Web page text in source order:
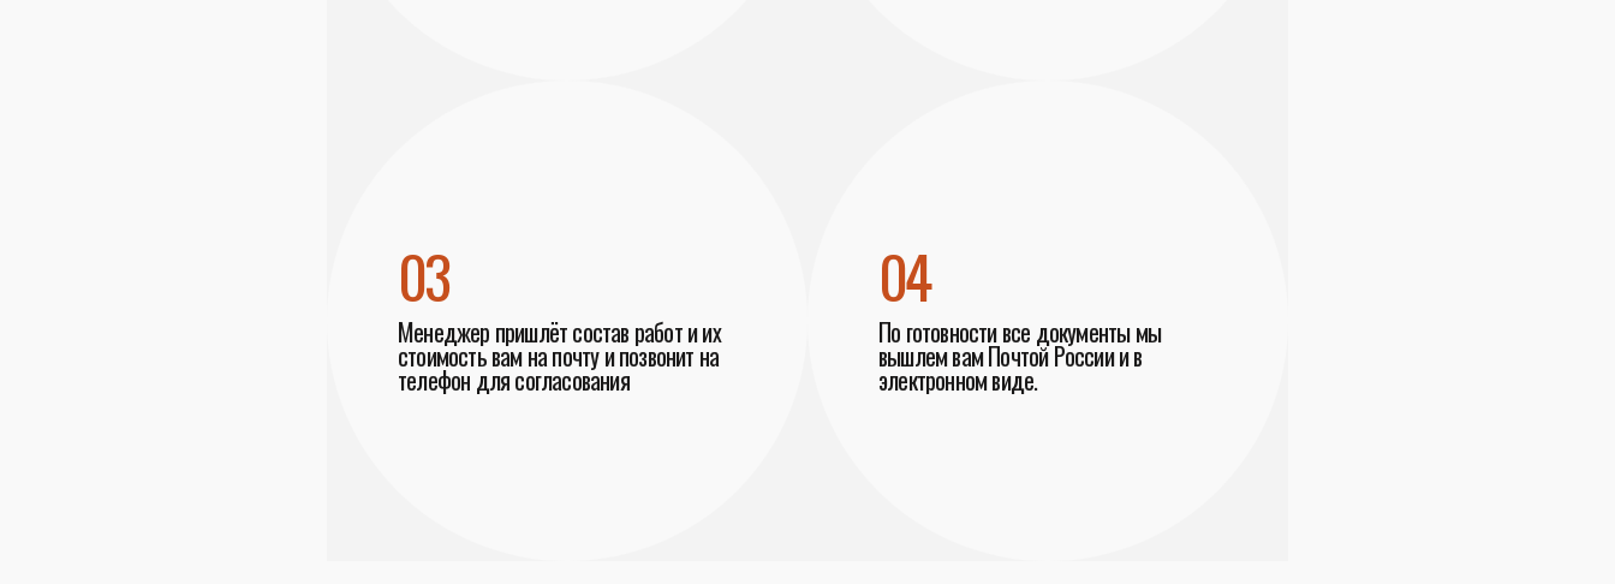
04
По готовности все документы мы
вышлем вам Почтой России и в
электронном виде.
03
Менеджер пришлёт состав работ и их
стоимость вам на почту и позвонит на
телефон для согласования